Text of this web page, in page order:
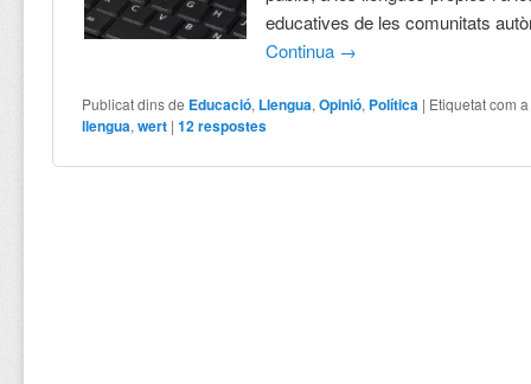
educatives de les comunitats
Continua →
Publicat dins de Educació, Llengua,Opinió, Política | Etiquetat com a
llengua,wert |12respostes